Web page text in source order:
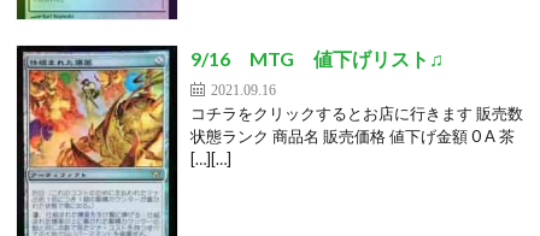
9/16 MTG 値下げリスト♫
2021.09.16
コチラをクリックするとお店に行きます 販売数
状態ランク 商品名 販売価格 値下げ金額 0 A 茶
[…][…]